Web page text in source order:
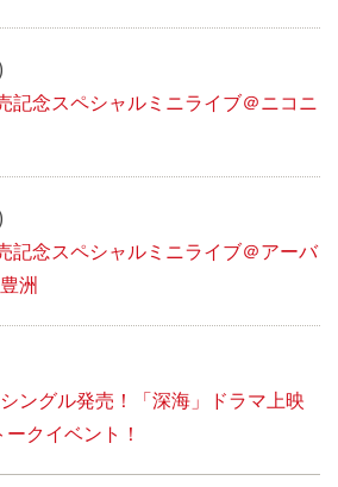
記念スペシャルミニライブ＠ニコニ
記念スペシャルミニライブ＠アーバ
洲
ングル発売！「深海」ドラマ上映
クイベント！